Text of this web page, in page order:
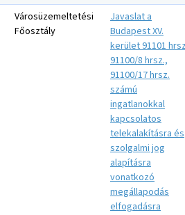
Városüzemeltetési
Főosztály
Javaslat a
Budapest XV.
kerület 91101
91100/8 hrsz.,
91100/17 hrsz.
számú
ingatlanokkal
kapcsolatos
telekalakításra és
szolgalmi jog
alapításra
vonatkozó
megállapodás
elfogadásra